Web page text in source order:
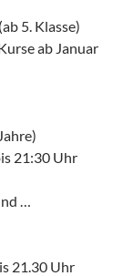
5. Klasse)
ab Januar
21:30 Uhr
…
21.30 Uhr